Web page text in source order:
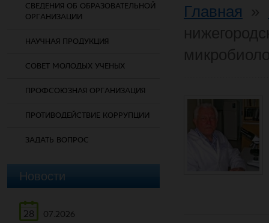
СВЕДЕНИЯ ОБ ОБРАЗОВАТЕЛЬНОЙ
ОРГАНИЗАЦИИ
НАУЧНАЯ ПРОДУКЦИЯ
СОВЕТ МОЛОДЫХ УЧЕНЫХ
ПРОФСОЮЗНАЯ ОРГАНИЗАЦИЯ
ПРОТИВОДЕЙСТВИЕ КОРРУПЦИИ
ЗАДАТЬ ВОПРОС
Новости
28
07.2026
Главная